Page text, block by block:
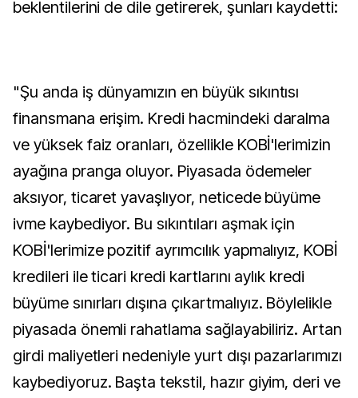
beklentilerini de dile getirerek, şunları kaydetti:
"Şu anda iş dünyamızın en büyük sıkıntısı
finansmana erişim. Kredi hacmindeki daralma
ve yüksek faiz oranları, özellikle KOBİ'lerimizin
ayağına pranga oluyor. Piyasada ödemeler
aksıyor, ticaret yavaşlıyor, neticede büyüme
ivme kaybediyor. Bu sıkıntıları aşmak için
KOBİ'lerimize pozitif ayrımcılık yapmalıyız, KOBİ
kredileri ile ticari kredi kartlarını aylık kredi
büyüme sınırları dışına çıkartmalıyız. Böylelikle
piyasada önemli rahatlama sağlayabiliriz. Artan
girdi maliyetleri nedeniyle yurt dışı pazarlarımızı
kaybediyoruz. Başta tekstil, hazır giyim, deri ve